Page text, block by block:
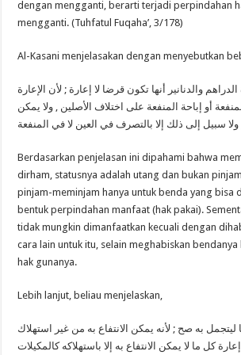
dengan mengganti, berarti terjadi perpindahan
mengganti. (Tuhfatul Fuqaha’, 3/178)
Al-Kasani menjelasakan dengan menyebutkan
والدنانير أنها تكون قرضا لا إعارة ; لأن الإعارة
أو إباحة المنفعة على اختلاف الأصلين , ولا يمكن
, ولا سبيل إلى ذلك إلا بالتصرف في العين لا في المنفعة
Berdasarkan penjelasan ini dipahami bahwa
dirham, statusnya adalah utang dan bukan
pinjam-meminjam hanya untuk benda yang bisa
bentuk perpindahan manfaat (hak pakai).
tidak mungkin dimanfaatkan kecuali dengan
cara lain untuk itu, selain meghabiskan bendanya
hak gunanya.
Lebih lanjut, beliau menjelaskan,
ليتجمل به صح ; لأنه يمكن الانتفاع به من غير استهلاك
كل ما لا يمكن الانتفاع به إلا باستهلاكه كالمكيلات